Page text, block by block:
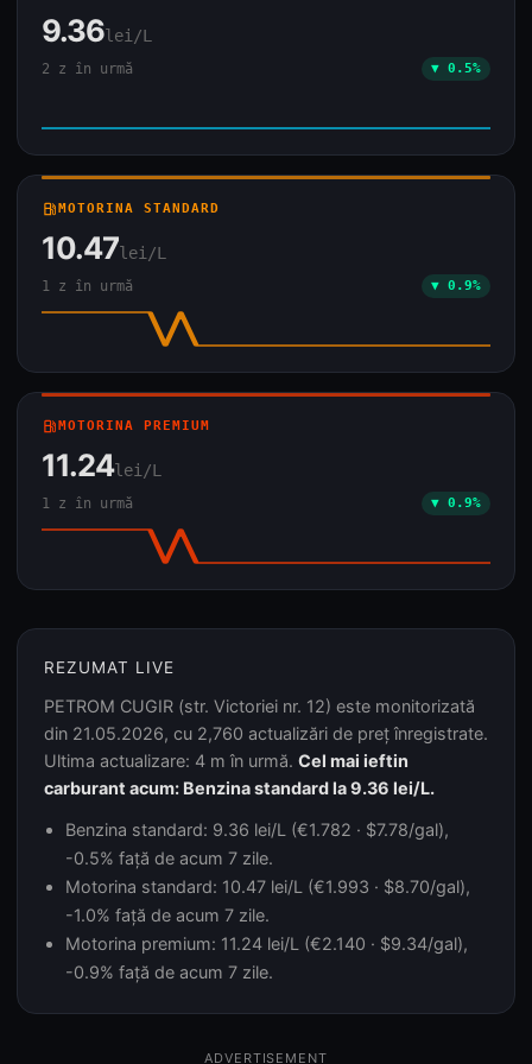
9.36lei/L
2 z în urmă ▼ 0.5%
local_gas_stationMOTORINA STANDARD
10.47lei/L
1 z în urmă ▼ 0.9%
local_gas_stationMOTORINA PREMIUM
11.24lei/L
1 z în urmă ▼ 0.9%
REZUMAT LIVE
PETROM CUGIR (str. Victoriei nr. 12) este monitorizată
din 21.05.2026, cu 2,760 actualizări de preț înregistrate.
Ultima actualizare: 4 m în urmă. Cel mai ieftin
carburant acum: Benzina standard la 9.36 lei/L.
Benzina standard: 9.36 lei/L (€1.782 · $7.78/gal),
-0.5% față de acum 7 zile.
Motorina standard: 10.47 lei/L (€1.993 · $8.70/gal),
-1.0% față de acum 7 zile.
Motorina premium: 11.24 lei/L (€2.140 · $9.34/gal),
-0.9% față de acum 7 zile.
ADVERTISEMENT